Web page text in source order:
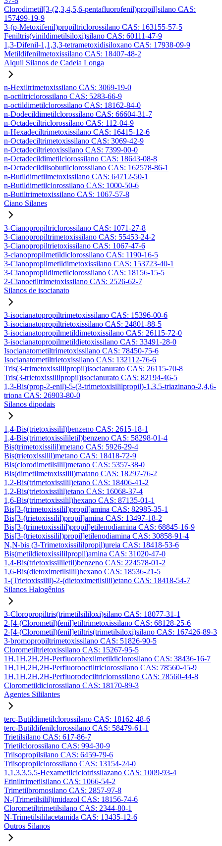
Clorodimetil[3-(2,3,4,5,6-pentafluorofenil)propil]silano CAS:
157499-19-9
3-(p-Metoxifenil)propiltriclorossilano CAS: 163155-57-5
Feniltris(vinildimetilsiloxi)silano CAS: 60111-47-9
1,3-Difenil-1,1,3,3-tetrametoxidisiloxano CAS: 17938-09-9
Metildifenilmetoxissilano CAS: 18407-48-2
Alquil Silanos de Cadeia Longa
n-Hexiltrimetoxissilano CAS: 3069-19-0
n-octiltriclorossilano CAS: 5283-66-9
n-octildimetilclorossilano CAS: 18162-84-0
n-Dodecildimetilclorossilano CAS: 66604-31-7
n-Octadeciltriclorossilano CAS: 112-04-9
n-Hexadeciltrimetoxissilano CAS: 16415-12-6
n-Octadeciltrimetoxissilano CAS: 3069-42-9
n-Octadeciltrietoxissilano CAS: 7399-00-0
n-Octadecildimetilclorossilano CAS: 18643-08-8
n-Octadecildiisobutilclorossilano CAS: 162578-86-1
n-Butildimetilmetoxissilano CAS: 64712-50-1
n-Butildimetilclorossilano CAS: 1000-50-6
n-Butiltrimetoxissilano CAS: 1067-57-8
Ciano Silanes
3-Cianopropiltriclorossilano CAS: 1071-27-8
3-Cianopropiltrimetoxissilano CAS: 55453-24-2
3-Cianopropiltrietoxissilano CAS: 1067-47-6
3-cianopropilmetildiclorossilano CAS: 1190-16-5
3-Cianopropilmetildimetoxissilano CAS: 153723-40-1
3-Cianopropildimetilclorossilano CAS: 18156-15-5
2-Cianoetiltrimetoxissilano CAS: 2526-62-7
Silanos de isocianato
3-isocianatopropiltrimetoxissilano CAS: 15396-00-6
3-isocianatopropiltrietoxissilano CAS: 24801-88-5
3-isocianatopropilmetildimetoxissilano CAS: 26115-72-0
3-isocianatopropilmetildietoxissilano CAS: 33491-28-0
Isocianatometiltrimetoxissilano CAS: 78450-75-6
Isocianatometiltrietoxissilano CAS: 132112-76-6
Tris(3-trimetoxissililpropil)isocianurato CAS: 26115-70-8
Tris(3-trietoxissililpropil)isocianurato CAS: 82194-46-5
1,3-Bis(prop-2-enil)-5-(3-trimetoxisililpropil)-1,3,5-triazinano-2,4,6-
triona CAS: 26903-80-0
Silanos dipodais
1,4-Bis(trietoxissilil)benzeno CAS: 2615-18-1
1,4-Bis(trimetoxissililetil)benzeno CAS: 58298-01-4
Bis(trimetoxissilil)metano CAS: 5926-29-4
Bis(trietoxissilil)metano CAS: 18418-72-9
Bis(clorodimetilsilil)metano CAS: 5357-38-0
Bis(dimetilmetoxissilil)matano CAS: 18297-76-2
1,2-Bis(trimetoxissilil)etano CAS: 18406-41-2
1,2-Bis(trietoxissilil)etano CAS: 16068-37-4
1,6-Bis(trimetoxissilil)hexano CAS: 87135-01-1
Bis[3-(trimetoxissilil)propil]amina CAS: 82985-35-1
Bis[3-(trietoxissilil)propil]amina CAS: 13497-18-2
Bis[3-(trimetoxissilil)propil]etilenodiamina CAS: 68845-16-9
Bis[3-(trietoxissilil)propil]etilenodiamina CAS: 30858-91-4
N,N-bis (3-Trimetoxissililpropil)ureia CAS: 18418-53-6
Bis(metildietoxissililpropil)amina CAS: 31020-47-0
1,4-Bis(trietoxissililetil)benzeno CAS: 224578-01-2
1,6-Bis(dietoximetilsilil)hexano CAS: 18536-21-5
1-(Trietoxissilil)-2-(dietoximetilsilil)etano CAS: 18418-54-7
Silanos Halogênios
3-Cloropropiltris(trimetilsililoxi)silano CAS: 18077-31-1
2-[4-(Clorometil)fenil]etiltrimetoxissilano CAS: 68128-25-6
2-[4-(Clorometil)fenil]etiltris(trimetilsiloxi)silano CAS: 167426-89-3
3-bromopropiltrimetoxissilano CAS: 51826-90-5
Clorometiltrietoxissilano CAS: 15267-95-5
1H,1H,2H,2H-Perfluorohexilmetildiclorosilano CAS: 38436-16-7
1H,1H,2H,2H-Perfluorooctiltriclorossilano CAS: 78560-45-9
1H,1H,2H,2H-Perfluorodeciltriclorossilano CAS: 78560-44-8
Clorometildiclorossilano CAS: 18170-89-3
Agentes Sililantes
terc-Butildimetilclorossilano CAS: 18162-48-6
terc-Butildifenilclorossilano CAS: 58479-61-1
Trietilsilano CAS: 617-86-7
Trietilclorossilano CAS: 994-30-9
Triisopropilsilano CAS: 6459-79-6
Triisopropilclorossilano CAS: 13154-24-0
1,1,3,3,5,5-Hexametilciclotrissilazano CAS: 1009-93-4
Etiniltrimetilsilano CAS: 1066-54-2
Trimetilbromosilano CAS: 2857-97-8
N-(Trimetilsilil)imidazol CAS: 18156-74-6
Clorometiltrimetilsilano CAS: 2344-80-1
N-Trimetilsililacetamida CAS: 13435-12-6
Outros Silanos